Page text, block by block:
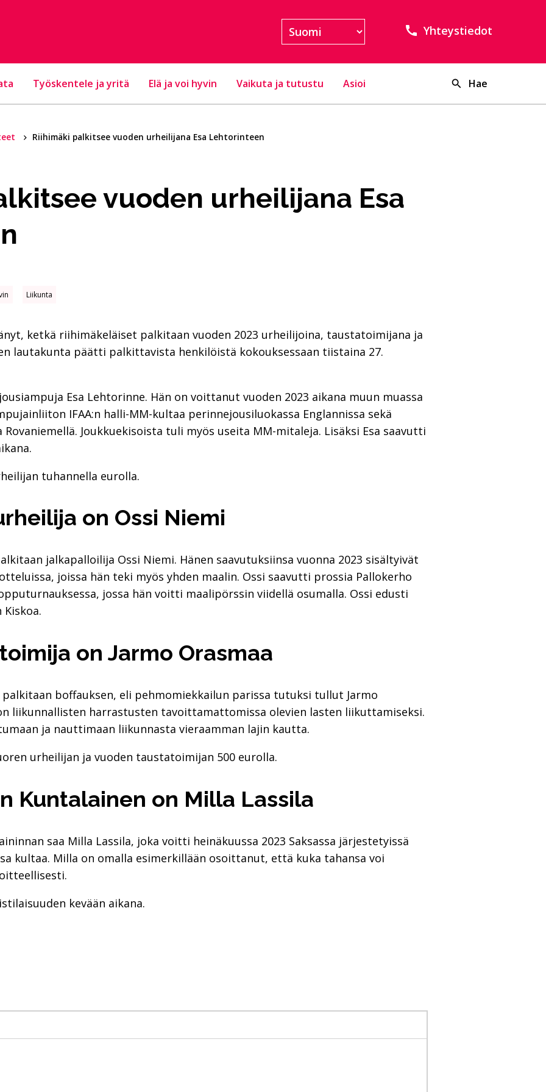
Yhteystiedot
Työskentele ja yritä Elä ja voi hyvin Vaikuta ja tutustu Asioi Hae
Riihimäki palkitsee vuoden urheilijana Esa Lehtorinteen
vuoden urheilijana Esa
Liikunta
ketkä riihimäkeläiset palkitaan vuoden 2023 urheilijoina, taustatoimijana ja
lautakunta päätti palkittavista henkilöistä kokouksessaan tiistaina 27.
Esa Lehtorinne. Hän on voittanut vuoden 2023 aikana muun muassa
IFAA:n halli-MM-kultaa perinnejousiluokassa Englannissa sekä
Joukkuekisoista tuli myös useita MM-mitaleja. Lisäksi Esa saavutti
tuhannella eurolla.
on Ossi Niemi
jalkapalloilija Ossi Niemi. Hänen saavutuksiinsa vuonna 2023 sisältyivät
joissa hän teki myös yhden maalin. Ossi saavutti prossia Pallokerho
jossa hän voitti maalipörssin viidellä osumalla. Ossi edusti
Kiskoa.
on Jarmo Orasmaa
boffauksen, eli pehmomiekkailun parissa tutuksi tullut Jarmo
liikunnallisten harrastusten tavoittamattomissa olevien lasten liikuttamiseksi.
ja nauttimaan liikunnasta vieraamman lajin kautta.
urheilijan ja vuoden taustatoimijan 500 eurolla.
Kun­ta­lai­nen on Milla Lassila
saa Milla Lassila, joka voitti heinäkuussa 2023 Saksassa järjestetyissä
kultaa. Milla on omalla esimerkillään osoittanut, että kuka tahansa voi
kevään aikana.